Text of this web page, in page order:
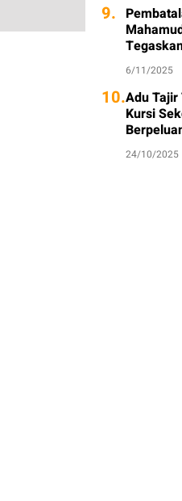
9.
6/11/2025
10.Adu Tajir
Kursi
24/10/2025